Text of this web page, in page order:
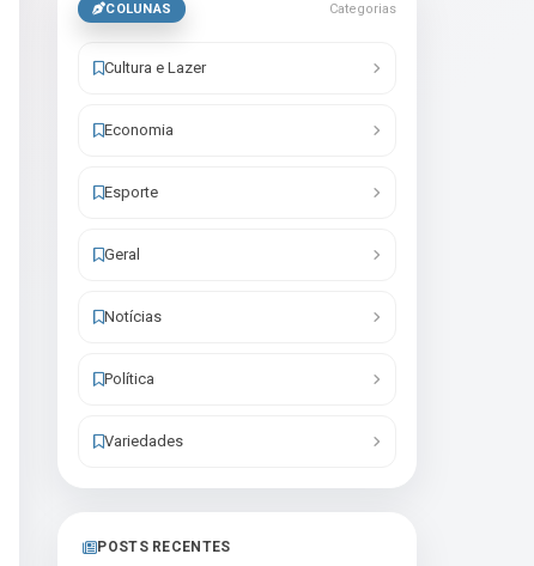
COLUNAS Categorias
Cultura e Lazer
Economia
Esporte
Geral
Notícias
Política
Variedades
POSTS RECENTES